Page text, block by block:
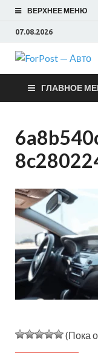
ВЕРХНЕЕ МЕНЮ
07.08.2026
ГЛАВНОЕ
(Пока